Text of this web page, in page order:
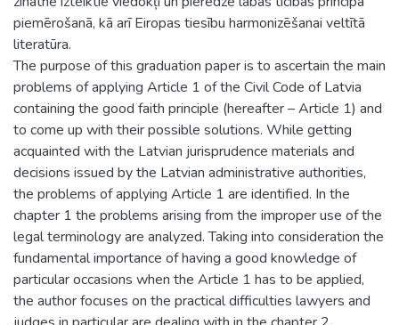
piemērošanā, kā arī Eiropas tiesību harmonizēšanai veltītā
literatūra.
The purpose of this graduation paper is to ascertain the main
problems of applying Article 1 of the Civil Code of Latvia
containing the good faith principle (hereafter – Article 1) and
to come up with their possible solutions. While getting
acquainted with the Latvian jurisprudence materials and
decisions issued by the Latvian administrative authorities,
the problems of applying Article 1 are identified. In the
chapter 1 the problems arising from the improper use of the
legal terminology are analyzed. Taking into consideration the
fundamental importance of having a good knowledge of
particular occasions when the Article 1 has to be applied,
the author focuses on the practical difficulties lawyers and